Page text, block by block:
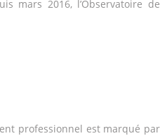
mars 2016, l’Observatoire de
professionnel est marqué par